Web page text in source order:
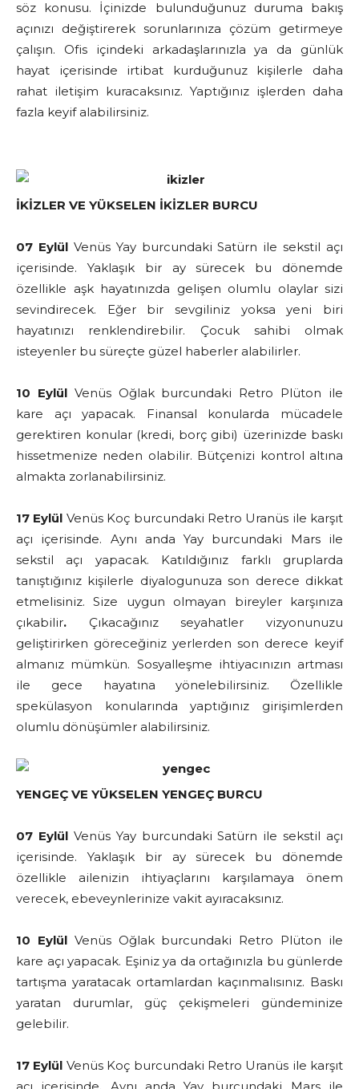
söz konusu. İçinizde bulunduğunuz duruma bakış
açınızı değiştirerek sorunlarınıza çözüm getirmeye
çalışın. Ofis içindeki arkadaşlarınızla ya da günlük
hayat içerisinde irtibat kurduğunuz kişilerle daha
rahat iletişim kuracaksınız. Yaptığınız işlerden daha
fazla keyif alabilirsiniz.
İKİZLER VE YÜKSELEN İKİZLER BURCU
07 Eylül Venüs Yay burcundaki Satürn ile sekstil açı
içerisinde. Yaklaşık bir ay sürecek bu dönemde
özellikle aşk hayatınızda gelişen olumlu olaylar sizi
sevindirecek. Eğer bir sevgiliniz yoksa yeni biri
hayatınızı renklendirebilir. Çocuk sahibi olmak
isteyenler bu süreçte güzel haberler alabilirler.
10 Eylül Venüs Oğlak burcundaki Retro Plüton ile
kare açı yapacak. Finansal konularda mücadele
gerektiren konular (kredi, borç gibi) üzerinizde baskı
hissetmenize neden olabilir. Bütçenizi kontrol altına
almakta zorlanabilirsiniz.
17 Eylül Venüs Koç burcundaki Retro Uranüs ile karşıt
açı içerisinde. Aynı anda Yay burcundaki Mars ile
sekstil açı yapacak. Katıldığınız farklı gruplarda
tanıştığınız kişilerle diyalogunuza son derece dikkat
etmelisiniz. Size uygun olmayan bireyler karşınıza
çıkabilir. Çıkacağınız seyahatler vizyonunuzu
geliştirirken göreceğiniz yerlerden son derece keyif
almanız mümkün. Sosyalleşme ihtiyacınızın artması
ile gece hayatına yönelebilirsiniz. Özellikle
spekülasyon konularında yaptığınız girişimlerden
olumlu dönüşümler alabilirsiniz.
YENGEÇ VE YÜKSELEN YENGEÇ BURCU
07 Eylül Venüs Yay burcundaki Satürn ile sekstil açı
içerisinde. Yaklaşık bir ay sürecek bu dönemde
özellikle ailenizin ihtiyaçlarını karşılamaya önem
verecek, ebeveynlerinize vakit ayıracaksınız.
10 Eylül Venüs Oğlak burcundaki Retro Plüton ile
kare açı yapacak. Eşiniz ya da ortağınızla bu günlerde
tartışma yaratacak ortamlardan kaçınmalısınız. Baskı
yaratan durumlar, güç çekişmeleri gündeminize
gelebilir.
17 Eylül Venüs Koç burcundaki Retro Uranüs ile karşıt